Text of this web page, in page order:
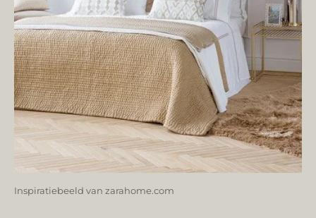
Inspiratiebeeld van zarahome.com